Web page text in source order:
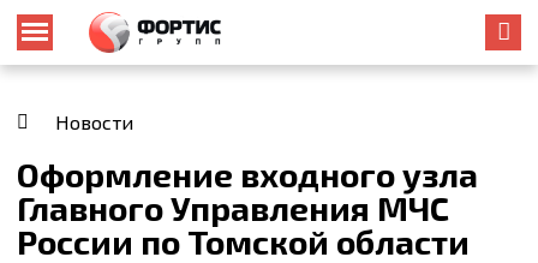
Новости
Оформление входного узла
Главного Управления МЧС
России по Томской области